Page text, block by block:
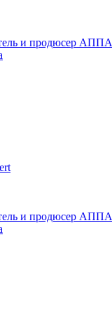
и продюсер АППА
и продюсер АППА